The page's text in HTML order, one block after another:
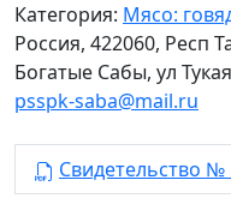
Категория: Мясо:
Россия, 422060, Респ
Богатые Сабы, ул
psspk-saba@mail.ru
Свидетельство №